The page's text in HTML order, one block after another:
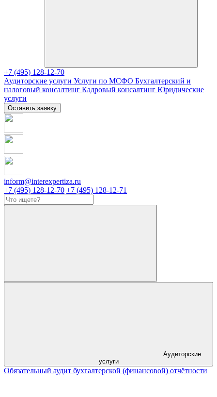
+7 (495) 128-12-70
Аудиторские услуги Услуги по МСФО Бухгалтерский и
налоговый консалтинг Кадровый консалтинг Юридические
услуги
Оставить заявку
inform@interexpertiza.ru
+7 (495) 128-12-70 +7 (495) 128-12-71
услуги
Обязательный аудит бухгалтерской (финансовой) отчётности